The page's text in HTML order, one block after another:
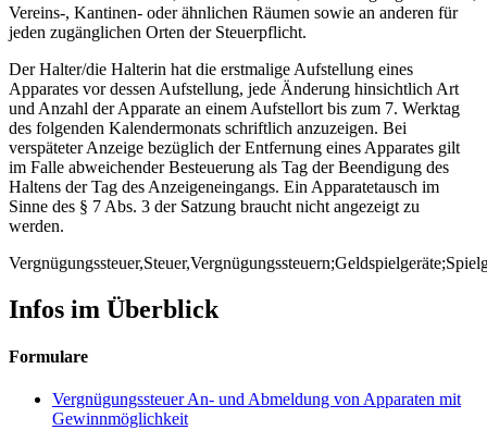
Vereins-, Kantinen- oder ähnlichen Räumen sowie an anderen für
jeden zugänglichen Orten der Steuerpflicht.
Der Halter/die Halterin hat die erstmalige Aufstellung eines
Apparates vor dessen Aufstellung, jede Änderung hinsichtlich Art
und Anzahl der Apparate an einem Aufstellort bis zum 7. Werktag
des folgenden Kalendermonats schriftlich anzuzeigen. Bei
verspäteter Anzeige bezüglich der Entfernung eines Apparates gilt
im Falle abweichender Besteuerung als Tag der Beendigung des
Haltens der Tag des Anzeigeneingangs. Ein Apparatetausch im
Sinne des § 7 Abs. 3 der Satzung braucht nicht angezeigt zu
werden.
Infos im Überblick
Formulare
Vergnügungssteuer An- und Abmeldung von Apparaten mit
Gewinnmöglichkeit